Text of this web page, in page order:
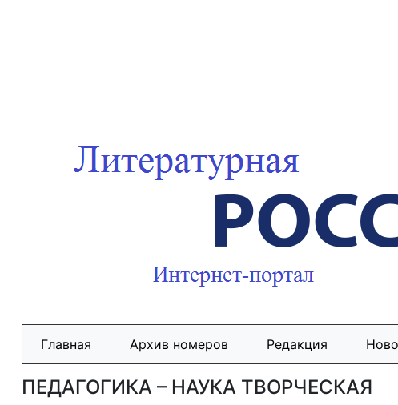
Главная Архив номеров Редакция
ПЕДАГОГИКА – НАУКА ТВОРЧЕСКАЯ